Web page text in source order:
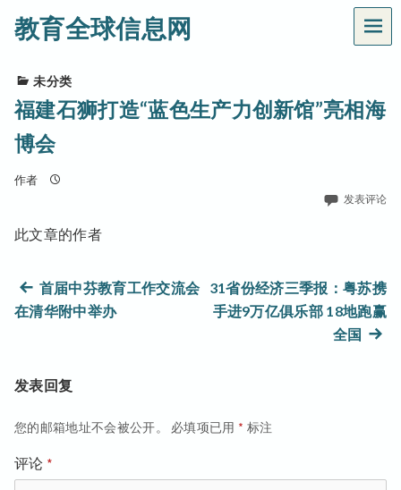
教育全球信息网
菜
单
未分类
福建石狮打造“蓝色生产力创新馆”亮相海
博会
作者
发表评论
此文章的作者
文
章
上
篇
首届中芬教育工作交流会
在清华附中举办
31省份经济三季报：粤苏携
手进9万亿俱乐部 18地跑赢
全国 下
发表回复
您的邮箱地址不会被公开。 必填项已用 * 标注
评论 *